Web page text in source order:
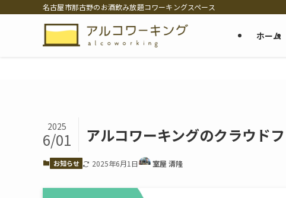
名古屋市那古野のお酒飲み放題コワーキングスペース
ホーム
アルコワーキングのクラウド
2025
6/01
お知らせ 2025年6月1日 室屋 清隆